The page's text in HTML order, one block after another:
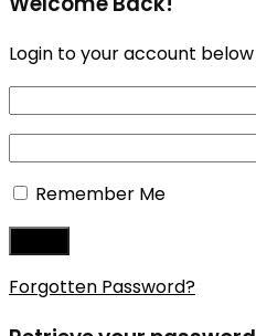
Login to your account below
Remember Me
Forgotten Password?